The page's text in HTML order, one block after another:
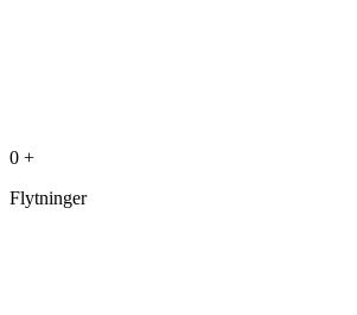
0 +
Flytninger